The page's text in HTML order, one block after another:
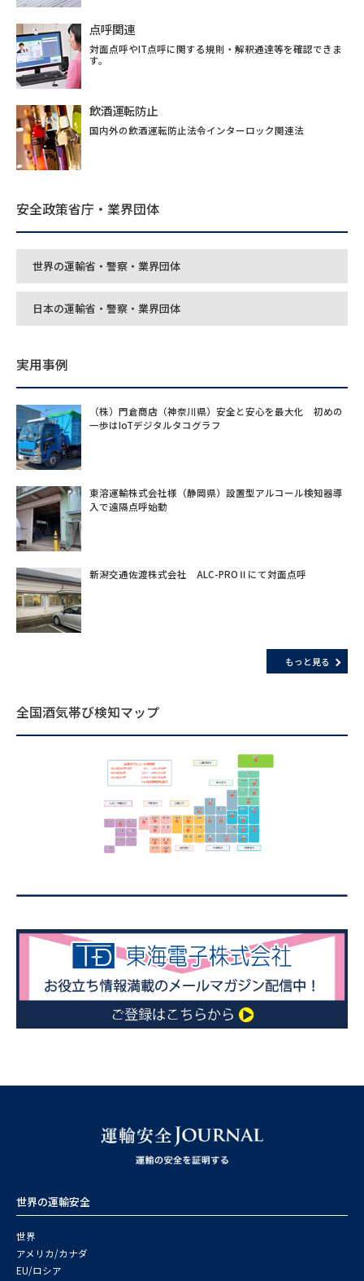
点呼関連
対面点呼やIT点呼に関する規則・解釈通達等を確認できま
す。
飲酒運転防止
国内外の飲酒運転防止法令インターロック関連法
安全政策省庁・業界団体
世界の運輸省・警察・業界団体
日本の運輸省・警察・業界団体
実用事例
（株）門倉商店（神奈川県）安全と安心を最大化 初めの
一歩はIoTデジタルタコグラフ
東溶運輸株式会社様（静岡県）設置型アルコール検知器導
入で遠隔点呼始動
新潟交通佐渡株式会社 ALC-PROⅡにて対面点呼
もっと見る
全国酒気帯び検知マップ
世界の運輸安全
世界
アメリカ/カナダ
EU/ロシア